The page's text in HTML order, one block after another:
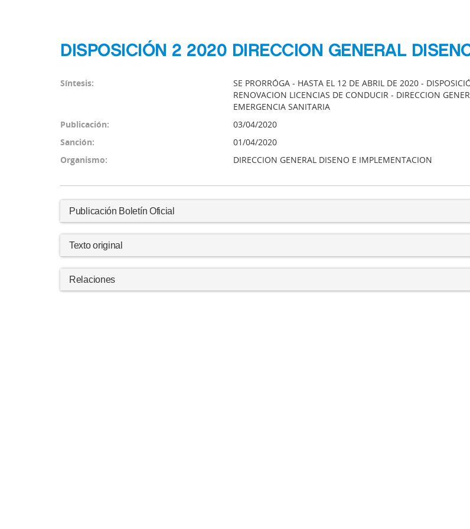
DISPOSICIÓN 2 2020 DIRECCION GENERAL
Síntesis:
SE PRORRÓGA - HASTA EL 12 DE ABRIL DE 2020 -
RENOVACION LICENCIAS DE CONDUCIR - DIRECCION
EMERGENCIA SANITARIA
Publicación:
03/04/2020
Sanción:
01/04/2020
Organismo:
DIRECCION GENERAL DISENO E IMPLEMENTACION
Publicación Boletín Oficial
Texto original
Relaciones